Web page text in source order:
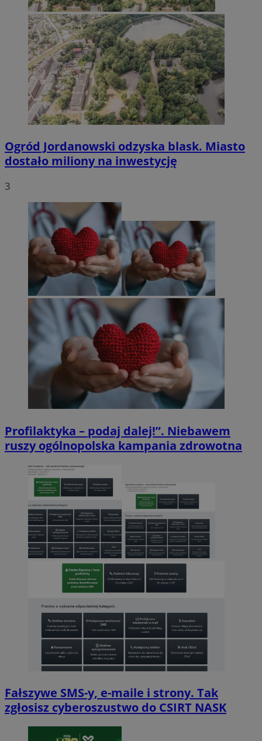
Ogród Jordanowski odzyska blask. Miasto
dostało miliony na inwestycję
3
Profilaktyka – podaj dalej!”. Niebawem
ruszy ogólnopolska kampania zdrowotna
Fałszywe SMS-y, e-maile i strony. Tak
zgłosisz cyberoszustwo do CSIRT NASK